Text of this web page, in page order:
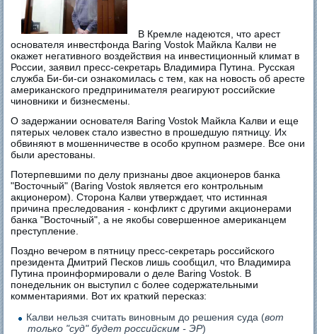
В Кремле надеются, что арест
основателя инвестфонда Baring Vostok Майкла Калви не
окажет негативного воздействия на инвестиционный климат в
России, заявил пресс-секретарь Владимира Путина. Русская
служба Би-би-си ознакомилась с тем, как на новость об аресте
американского предпринимателя реагируют российские
чиновники и бизнесмены.
О задержании основателя Baring Vostok Майкла Kалви и еще
пятерых человек стало известно в прошедшую пятницу. Их
обвиняют в мошенничестве в особо крупном размере. Все они
были арестованы.
Потерпевшими по делу признаны двое акционеров банка
"Восточный" (Baring Vostok является его контрольным
акционером). Сторона Калви утверждает, что истинная
причина преследования - конфликт с другими акционерами
банка "Восточный", а не якобы совершенное американцем
преступление.
Поздно вечером в пятницу пресс-секретарь российского
президента Дмитрий Песков лишь сообщил, что Владимира
Путина проинформировали о деле Baring Vostok. В
понедельник он выступил с более содержательными
комментариями. Вот их краткий пересказ:
Калви нельзя считать виновным до решения суда (вот
только "суд" будет российским - ЭР)